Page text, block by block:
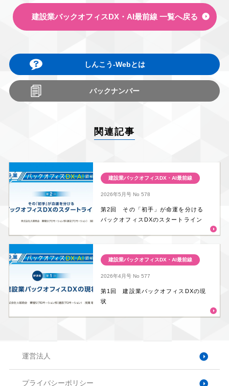
建設業バックオフィスDX・AI最前線 一覧へ戻る
しんこう-Webとは
バックナンバー
関連記事
建設業バックオフィスDX・AI最前線
2026年5月号No 578
第2回 その「初手」が命運を分ける
バックオフィスDXのスタートライン
建設業バックオフィスDX・AI最前線
2026年4月号No 577
第1回 建設業バックオフィスDXの現
状
運営法人
プライバシーポリシー